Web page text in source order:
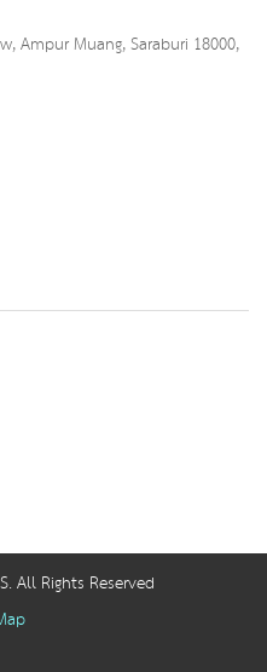
Ampur Muang, Saraburi 18000,
All Rights Reserved